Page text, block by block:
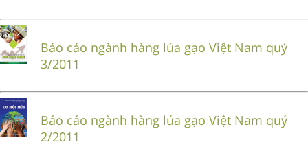
Báo cáo ngành hàng lúa gạo Việt Nam quý
3/2011
Báo cáo ngành hàng lúa gạo Việt Nam quý
2/2011